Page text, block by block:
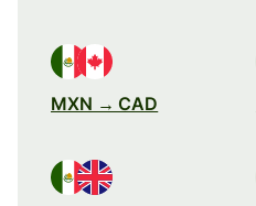
MXN → CAD